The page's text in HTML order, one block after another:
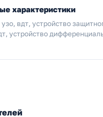
характеристики
узо, вдт, устройство
устройство